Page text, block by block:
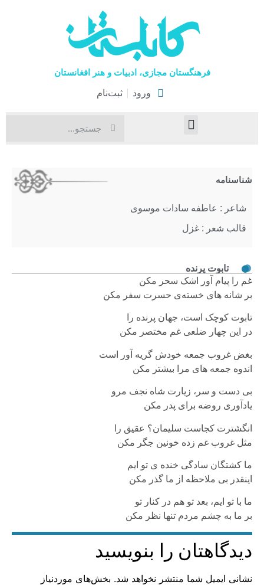
فرهنگستان مجازی، ادبیات و هنر افغانستان
ورود ثبت‌نام
تابوت پرنده
غم را پیام آور اشک سحر مکن
بر شانه های خسته‌ی حسرت سفر مکن
تابوت کوچک است، جهان پرنده را
در این چهار ضلعی غم مختصر مکن
بغض غروب جمعه خودش گریه آور است
اندوه جمعه های مرا بیشتر مکن
بی دست و سر، زیارت شاه نجف مرو
یادآوری روضه برای پدر مکن
انگشترت کجاست سلیمان؟ عقیق را
مثل غروب غم زده خونین جگر مکن
ما کشتگان سادگی خنده ی تو ایم
اینقدر بی ملاحظه از ما گذر مکن
ما با تو ایم، بعد تو هم در کنار تو
بر ما به چشم مردم تنها نظر مکن
دیدگاهتان را بنویسید
نشانی ایمیل شما منتشر نخواهد شد. بخش‌های موردنیاز
شناسنامه
شاعر : عاطفه‌ سادات‌ موسوی
قالب شعر : غزل